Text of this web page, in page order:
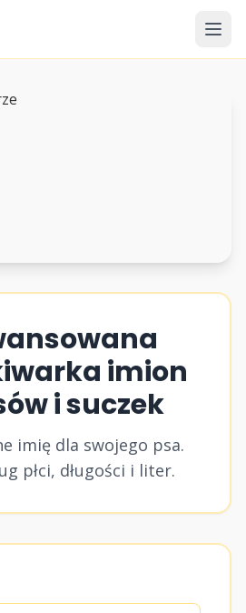
imion
i suczek
imię dla swojego psa.
płci, długości i liter.